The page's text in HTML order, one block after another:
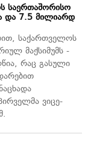
საერთაშორისო
და 7.5 მილიარდ
საქართველოს
მაქსიმუმს -
რაც გასული
ვიცე-